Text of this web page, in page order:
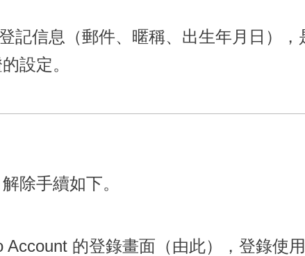
記信息（郵件、暱稱、出生年月日），
設定。
除手續如下。
的登錄畫面（由此），登錄使